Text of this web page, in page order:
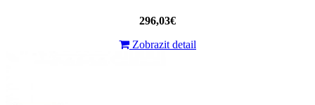
296,03€
Zobrazit detail